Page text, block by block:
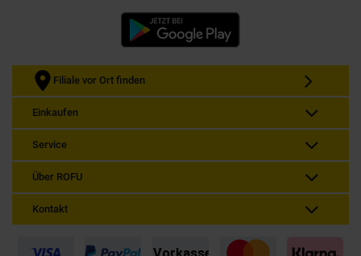
Filiale vor Ort finden
Einkaufen
Service
Über ROFU
Kontakt